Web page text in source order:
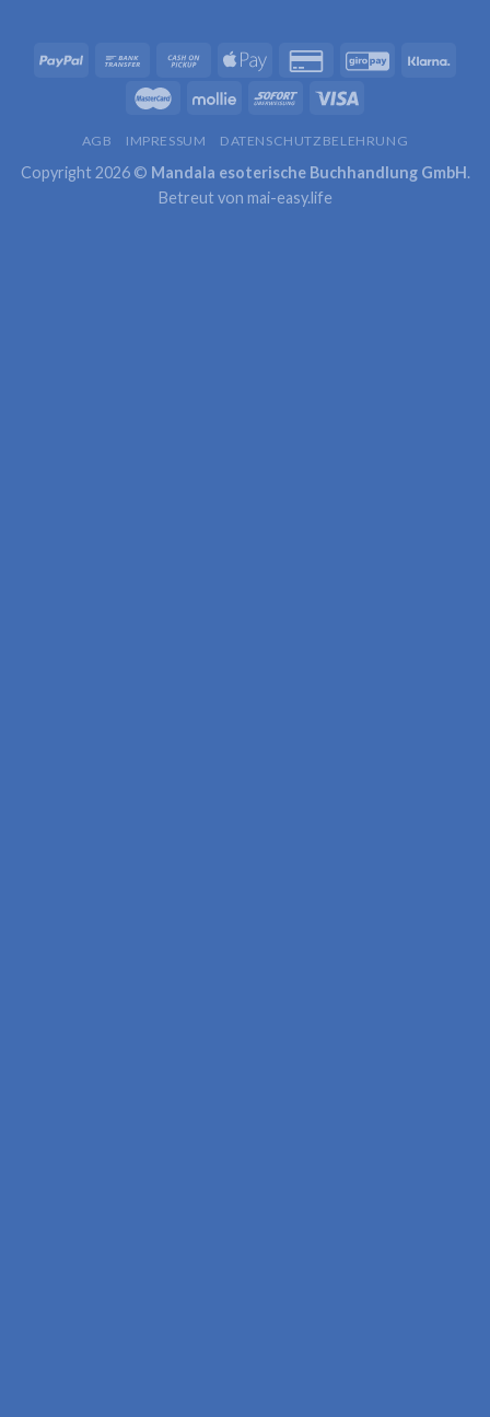
AGB IMPRESSUM DATENSCHUTZBELEHRUNG
Copyright 2026 © Mandala esoterische Buchhandlung GmbH.
Betreut von mai-easy.life